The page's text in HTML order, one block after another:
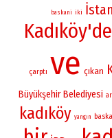
baskani iki
Kadıköy'de
çarptı ve çıkan
Büyükşehir Belediyesi
kadıköy yangın